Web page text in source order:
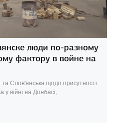
люди по-разному
фактору в войне на
Слов'янська щодо присутності
у війні на Донбасі,